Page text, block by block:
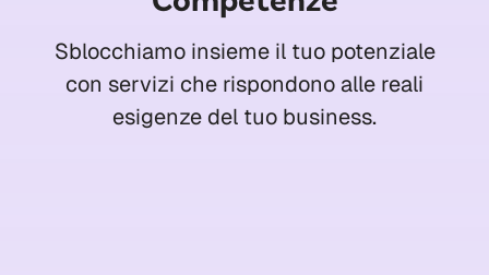
Sblocchiamo insieme il tuo potenziale
con servizi che rispondono alle reali
esigenze del tuo business.